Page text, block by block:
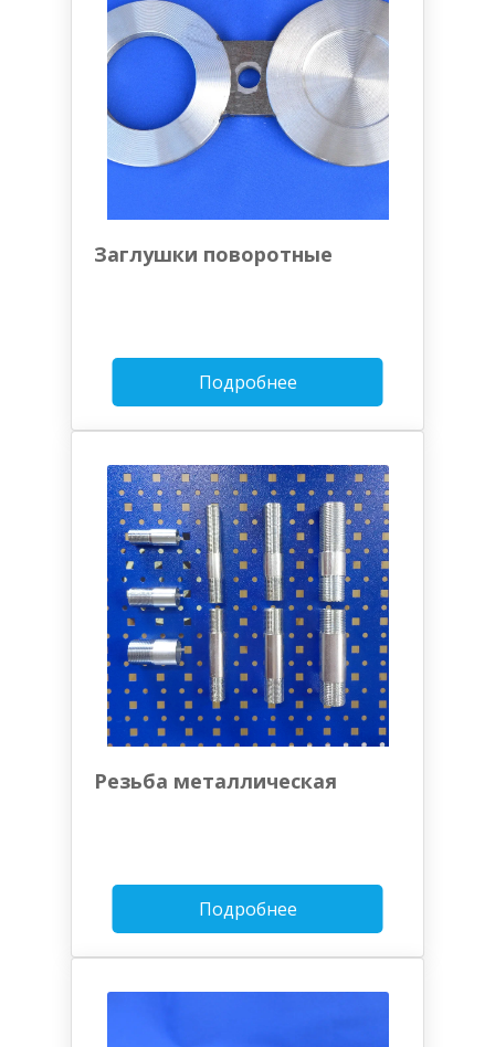
Заглушки поворотные
Подробнее
Резьба металлическая
Подробнее